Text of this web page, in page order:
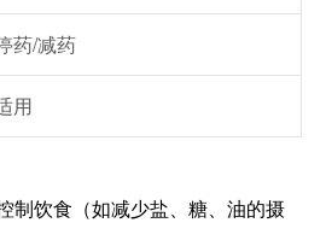
药/减药
用
制饮食（如减少盐、糖、油的摄